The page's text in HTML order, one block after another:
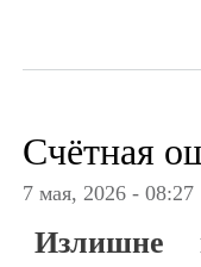
Счётная
7 мая, 2026 - 08:27
Излишне